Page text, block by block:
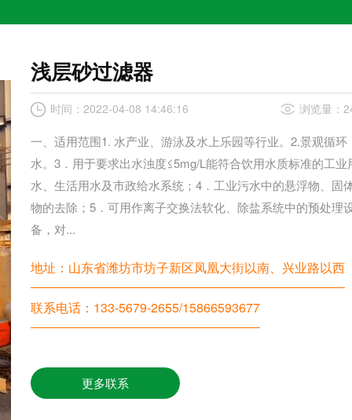
浅层砂过滤器
时间：2022-04-08 14:46:16 浏览量：
一、适用范围1. 水产业、游泳及水上乐园等行业。2.景观循环
水。3．用于要求出水浊度≤5mg/L能符合饮用水质标准的工业
水、生活用水及市政给水系统；4．工业污水中的悬浮物、固
物的去除；5．可用作离子交换法软化、除盐系统中的预处理
备，对...
地址：山东省潍坊市坊子新区凤凰大街以南、兴业路以西
联系电话：133-5679-2655/15866593677
更多联系